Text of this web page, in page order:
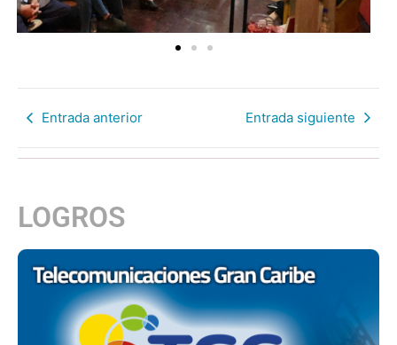
Entrada anterior Entrada siguiente
LOGROS